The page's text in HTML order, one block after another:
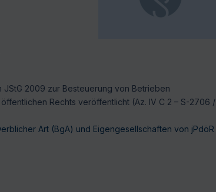
2009 zur Besteuerung von Betrieben
Rechts veröffentlicht (Az. IV C 2 – S-2706 /
Art (BgA) und Eigengesellschaften von jPdöR